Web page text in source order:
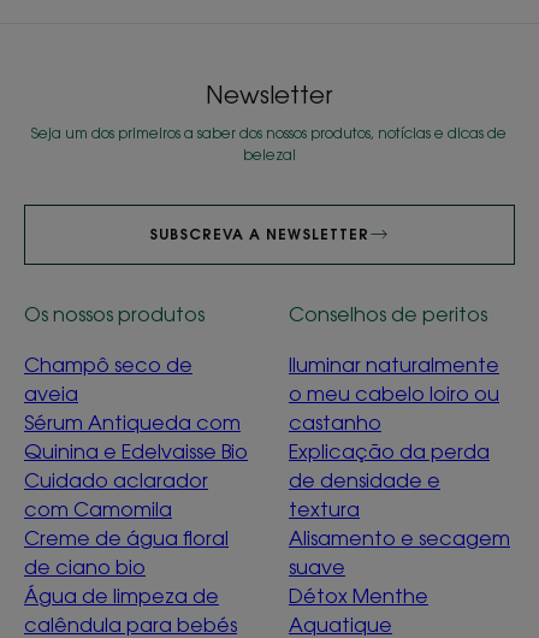
Newsletter
Seja um dos primeiros a saber dos nossos produtos, notícias e dicas de
beleza!
SUBSCREVA A NEWSLETTER
Os nossos produtos
Champô seco de
aveia
Sérum Antiqueda com
Quinina e Edelvaisse Bio
Cuidado aclarador
com Camomila
Creme de água floral
de ciano bio
Água de limpeza de
calêndula para bebés
Conselhos de peritos
Iluminar naturalmente
o meu cabelo loiro ou
castanho
Explicação da perda
de densidade e
textura
Alisamento e secagem
suave
Détox Menthe
Aquatique